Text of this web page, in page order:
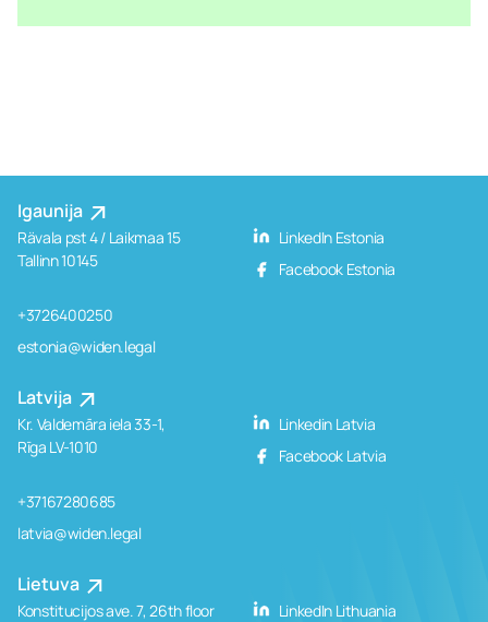
Igaunija
Rävala pst 4 / Laikmaa 15
Tallinn 10145
+3726400250
estonia@widen.legal
LinkedIn Estonia
Facebook Estonia
Latvija
Kr. Valdemāra iela 33-1,
Rīga LV-1010
+37167280685
latvia@widen.legal
Linkedin Latvia
Facebook Latvia
Lietuva
Konstitucijos ave. 7, 26th floor
LinkedIn Lithuania